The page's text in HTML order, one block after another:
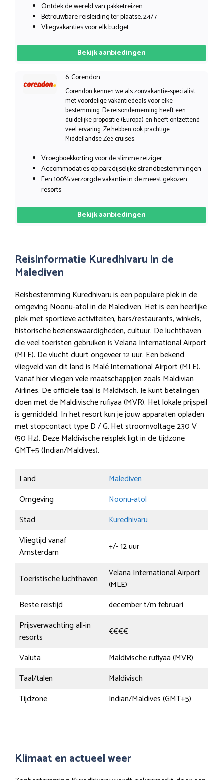
Ontdek de wereld van pakketreizen
Betrouwbare reisleiding ter plaatse, 24/7
Vliegvakanties voor elk budget
Bekijk aanbiedingen
6. Corendon
Corendon kennen we als zonvakantie-specialist
met voordelige vakantiedeals voor elke
bestemming. De reisonderneming heeft een
duidelijke propositie (Europa) en heeft ontzettend
veel ervaring. Ze hebben ook prachtige
Middellandse Zee cruises.
Vroegboekkorting voor de slimme reiziger
Accommodaties op paradijselijke strandbestemmingen
Een 100% verzorgde vakantie in de meest gekozen
resorts
Bekijk aanbiedingen
Reisinformatie Kuredhivaru in de
Malediven
Reisbestemming Kuredhivaru is een populaire plek in de
omgeving Noonu-atol in de Malediven. Het is een heerlijke
plek met sportieve activiteiten, bars/restaurants, winkels,
historische bezienswaardigheden, cultuur. De luchthaven
die veel toeristen gebruiken is Velana International Airport
(MLE). De vlucht duurt ongeveer 12 uur. Een bekend
vliegveld van dit land is Malé International Airport (MLE).
Vanaf hier vliegen vele maatschappijen zoals Maldivian
Airlines. De officiële taal is Maldivisch. Je kunt betalingen
doen met de Maldivische rufiyaa (MVR). Het lokale prijspeil
is gemiddeld. In het resort kun je jouw apparaten opladen
met stopcontact type D / G. Het stroomvoltage 230 V
(50 Hz). Deze Maldivische reisplek ligt in de tijdzone
GMT+5 (Indian/Maldives).
Land
Malediven
Omgeving
Noonu-atol
Stad
Kuredhivaru
Vliegtijd vanaf
Amsterdam
+/- 12 uur
Toeristische luchthaven
Velana International Airport
(MLE)
Beste reistijd
december t/m februari
Prijsverwachting all-in
resorts
€€€€
Valuta
Maldivische rufiyaa (MVR)
Taal/talen
Maldivisch
Tijdzone
Indian/Maldives (GMT+5)
Klimaat en actueel weer